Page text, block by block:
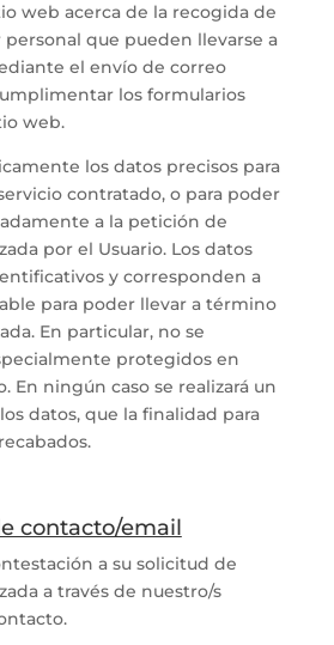
web acerca de la recogida de
que pueden llevarse a
el envío de correo
los formularios
web.
los datos precisos para
contratado, o para poder
a la petición de
por el Usuario. Los datos
y corresponden a
para poder llevar a término
En particular, no se
protegidos en
En ningún caso se realizará un
datos, que la finalidad para
contacto/email
a su solicitud de
a través de nuestro/s